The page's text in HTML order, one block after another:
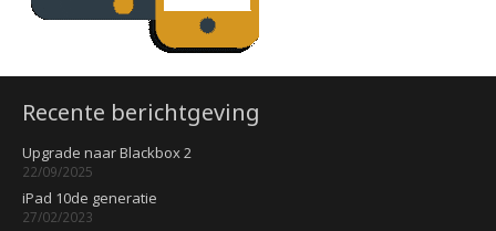
Recente berichtgeving
Upgrade naar Blackbox 2
22/09/2025
iPad 10de generatie
27/02/2023